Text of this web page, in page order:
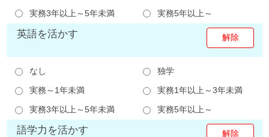
実務3年以上～5年未満
実務5年以上～
英語を活かす
なし
独学
実務～1年未満
実務1年以上～3年未満
実務3年以上～5年未満
実務5年以上～
語学力を活かす